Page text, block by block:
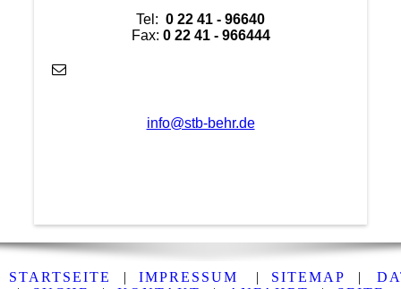
Tel: 0 22 41 - 96640
Fax: 0 22 41 - 966444
info@stb-behr.de
STARTSEITE | IMPRESSUM | SITEMAP |